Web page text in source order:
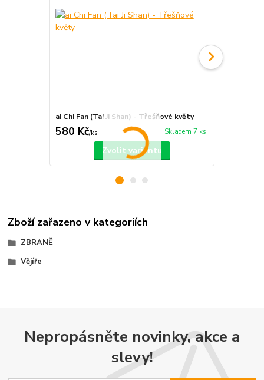
ai Chi Fan (Tai Ji Shan) - Třešňové květy
580 Kč/ks Skladem 7 ks
Zvolit variantu
Zboží zařazeno v kategoriích
ZBRANĚ
Vějíře
Nepropásněte novinky, akce a
slevy!